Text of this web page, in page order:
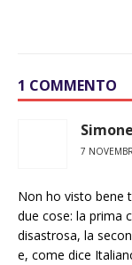
1 COMMENTO
Simone
7
Non ho visto bene
due cose: la prima
disastrosa, la
e, come dice